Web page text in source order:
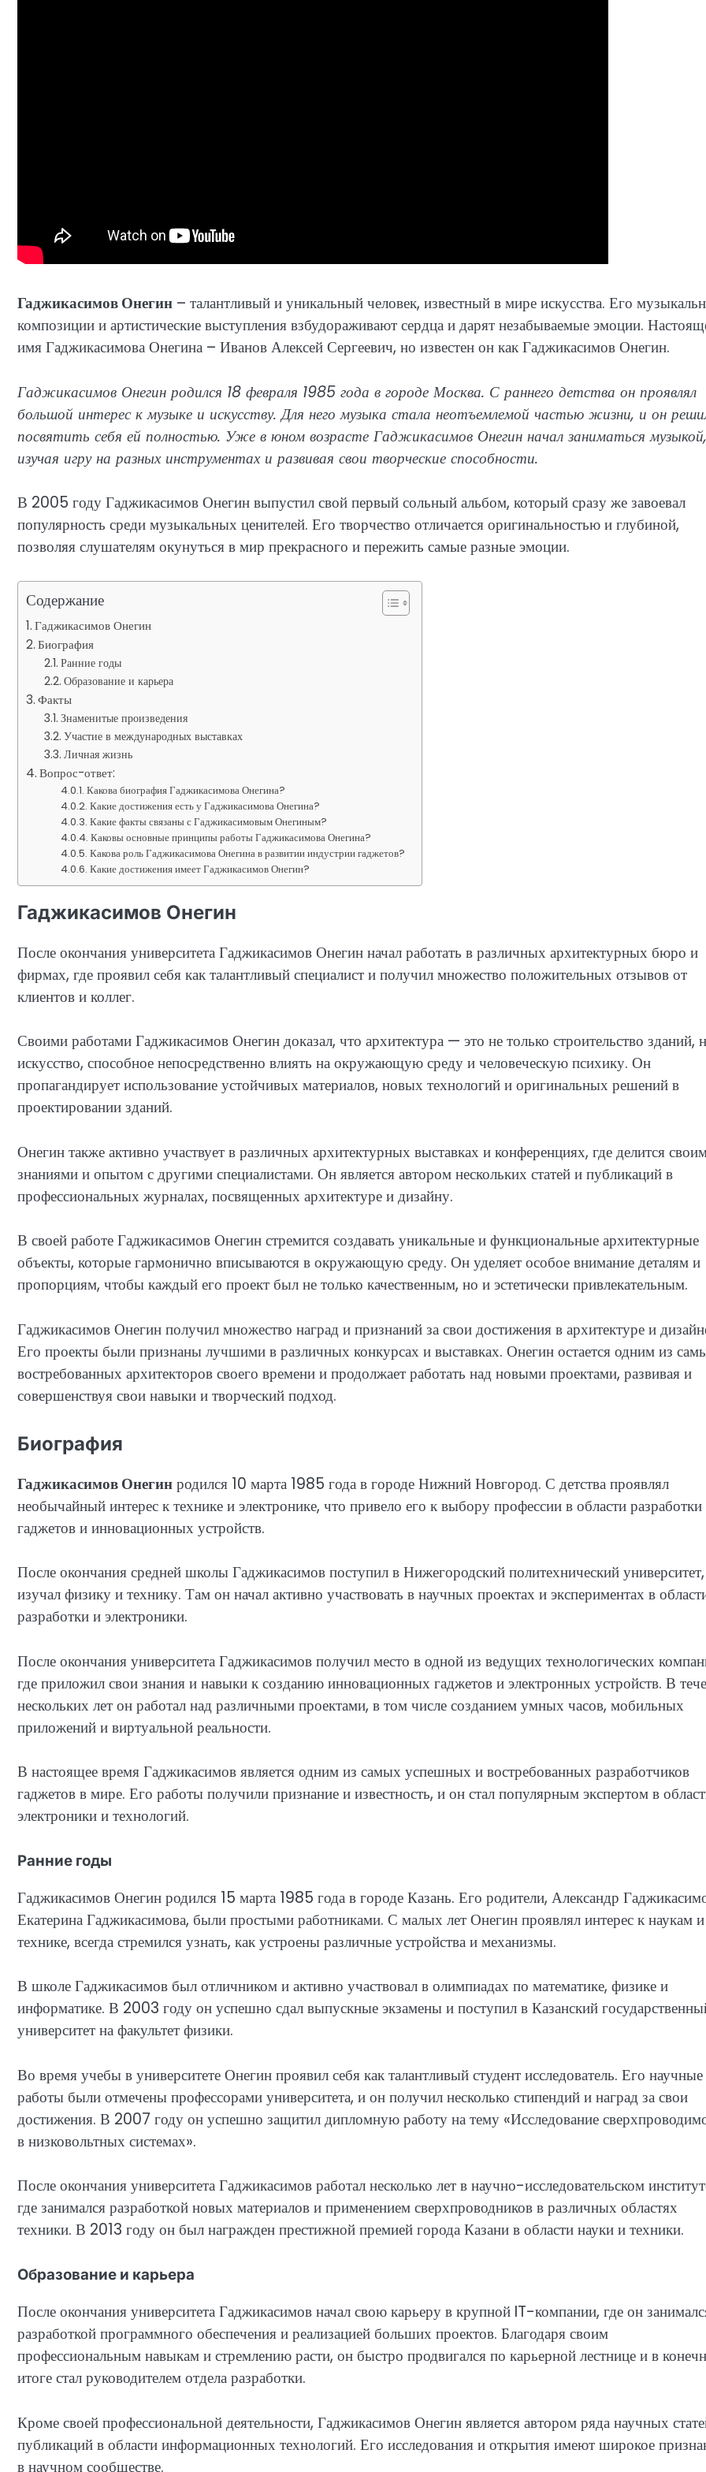
Гаджикасимов Онегин – талантливый и уникальный человек, известный в мире искусства. Его
композиции и артистические выступления взбудораживают сердца и дарят незабываемые эмоции.
имя Гаджикасимова Онегина – Иванов Алексей Сергеевич, но известен он как Гаджикасимов Онегин.
Гаджикасимов Онегин родился 18 февраля 1985 года в городе Москва. С раннего детства он проявлял
большой интерес к музыке и искусству. Для него музыка стала неотъемлемой частью жизни, и он
посвятить себя ей полностью. Уже в юном возрасте Гаджикасимов Онегин начал заниматься музыкой,
изучая игру на разных инструментах и развивая свои творческие способности.
В 2005 году Гаджикасимов Онегин выпустил свой первый сольный альбом, который сразу же завоевал
популярность среди музыкальных ценителей. Его творчество отличается оригинальностью и глубиной,
позволяя слушателям окунуться в мир прекрасного и пережить самые разные эмоции.
Содержание
Гаджикасимов Онегин
Биография
Ранние годы
Образование и карьера
Факты
Знаменитые произведения
Участие в международных выставках
Личная жизнь
Вопрос-ответ:
Какова биография Гаджикасимова Онегина?
Какие достижения есть у Гаджикасимова Онегина?
Какие факты связаны с Гаджикасимовым Онегиным?
Каковы основные принципы работы Гаджикасимова Онегина?
Какова роль Гаджикасимова Онегина в развитии индустрии гаджетов?
Какие достижения имеет Гаджикасимов Онегин?
Гаджикасимов Онегин
После окончания университета Гаджикасимов Онегин начал работать в различных архитектурных бюро и
фирмах, где проявил себя как талантливый специалист и получил множество положительных отзывов от
клиентов и коллег.
Своими работами Гаджикасимов Онегин доказал, что архитектура — это не только строительство зданий,
искусство, способное непосредственно влиять на окружающую среду и человеческую психику. Он
пропагандирует использование устойчивых материалов, новых технологий и оригинальных решений в
проектировании зданий.
Онегин также активно участвует в различных архитектурных выставках и конференциях, где делится
знаниями и опытом с другими специалистами. Он является автором нескольких статей и публикаций в
профессиональных журналах, посвященных архитектуре и дизайну.
В своей работе Гаджикасимов Онегин стремится создавать уникальные и функциональные архитектурные
объекты, которые гармонично вписываются в окружающую среду. Он уделяет особое внимание деталям и
пропорциям, чтобы каждый его проект был не только качественным, но и эстетически привлекательным.
Гаджикасимов Онегин получил множество наград и признаний за свои достижения в архитектуре и
Его проекты были признаны лучшими в различных конкурсах и выставках. Онегин остается одним из
востребованных архитекторов своего времени и продолжает работать над новыми проектами, развивая и
совершенствуя свои навыки и творческий подход.
Биография
Гаджикасимов Онегинродился 10 марта 1985 года в городе Нижний Новгород. С детства проявлял
необычайный интерес к технике и электронике, что привело его к выбору профессии в области разработки
гаджетов и инновационных устройств.
После окончания средней школы Гаджикасимов поступил в Нижегородский политехнический университет,
изучал физику и технику. Там он начал активно участвовать в научных проектах и экспериментах в
разработки и электроники.
После окончания университета Гаджикасимов получил место в одной из ведущих технологических
где приложил свои знания и навыки к созданию инновационных гаджетов и электронных устройств. В
нескольких лет он работал над различными проектами, в том числе созданием умных часов, мобильных
приложений и виртуальной реальности.
В настоящее время Гаджикасимов является одним из самых успешных и востребованных разработчиков
гаджетов в мире. Его работы получили признание и известность, и он стал популярным экспертом в
электроники и технологий.
Ранние годы
Гаджикасимов Онегин родился 15 марта 1985 года в городе Казань. Его родители, Александр
Екатерина Гаджикасимова, были простыми работниками. С малых лет Онегин проявлял интерес к наукам и
технике, всегда стремился узнать, как устроены различные устройства и механизмы.
В школе Гаджикасимов был отличником и активно участвовал в олимпиадах по математике, физике и
информатике. В 2003 году он успешно сдал выпускные экзамены и поступил в Казанский
университет на факультет физики.
Во время учебы в университете Онегин проявил себя как талантливый студент исследователь. Его научные
работы были отмечены профессорами университета, и он получил несколько стипендий и наград за свои
достижения. В 2007 году он успешно защитил дипломную работу на тему «Исследование
в низковольтных системах».
После окончания университета Гаджикасимов работал несколько лет в научно-исследовательском
где занимался разработкой новых материалов и применением сверхпроводников в различных областях
техники. В 2013 году он был награжден престижной премией города Казани в области науки и техники.
Образование и карьера
После окончания университета Гаджикасимов начал свою карьеру в крупной IT-компании, где он
разработкой программного обеспечения и реализацией больших проектов. Благодаря своим
профессиональным навыкам и стремлению расти, он быстро продвигался по карьерной лестнице и в
итоге стал руководителем отдела разработки.
Кроме своей профессиональной деятельности, Гаджикасимов Онегин является автором ряда научных
публикаций в области информационных технологий. Его исследования и открытия имеют широкое
в научном сообществе.